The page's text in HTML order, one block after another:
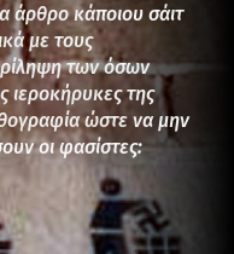
άρθρο κάποιου σάιτ
με τους
των όσων
ιεροκήρυκες της
ώστε να μην
οι φασίστες: